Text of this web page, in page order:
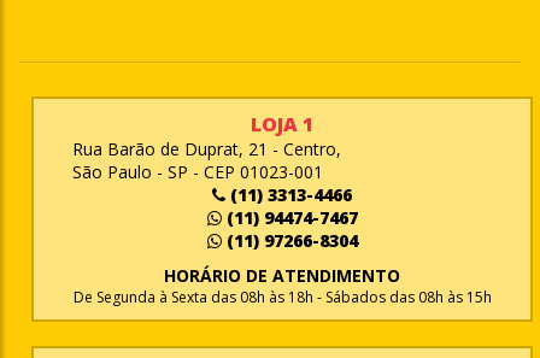
LOJA 1
Rua Barão de Duprat, 21 - Centro,
São Paulo - SP - CEP 01023-001
(11) 3313-4466
(11) 94474-7467
(11) 97266-8304
HORÁRIO DE ATENDIMENTO
De Segunda à Sexta das 08h às 18h - Sábados das 08h às 15h